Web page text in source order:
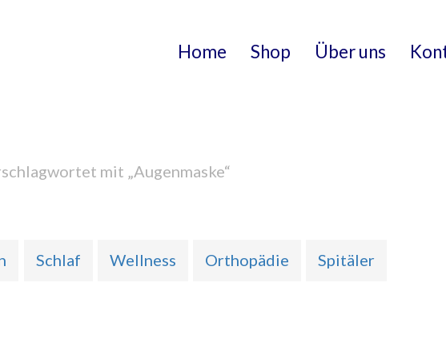
Home Shop Über uns
mit „Augenmaske“
Schlaf Wellness Orthopädie Spitäler